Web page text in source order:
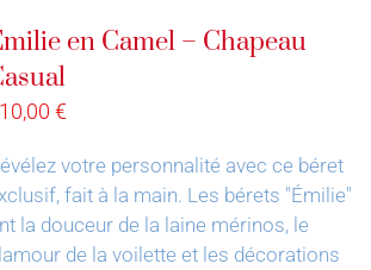
en Camel – Chapeau
€
votre personnalité avec ce béret
fait à la main. Les bérets "Émilie"
la douceur de la laine mérinos, le
de la voilette et les décorations